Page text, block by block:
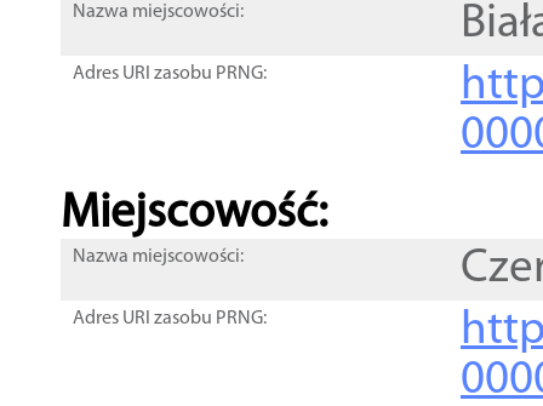
Nazwa miejscowości:
Adres URI zasobu PRNG:
Miejscowość:
Nazwa miejscowości:
Adres URI zasobu PRNG: